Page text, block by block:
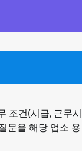
조건(시급, 근무시
문을 해당 업소 용